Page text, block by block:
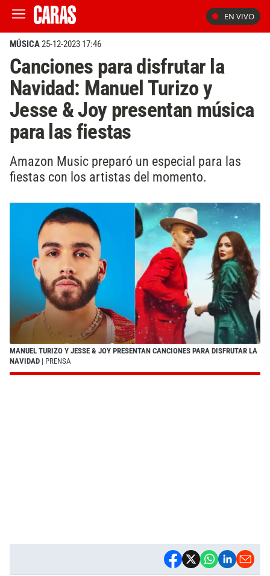
EN VIVO
MÚSICA25-12-2023 17:46
Canciones para disfrutar la
Navidad: Manuel Turizo y
Jesse & Joy presentan música
para las fiestas
Amazon Music preparó un especial para las
fiestas con los artistas del momento.
MANUEL TURIZO Y JESSE & JOY PRESENTAN CANCIONES PARA DISFRUTAR LA
NAVIDAD | PRENSA